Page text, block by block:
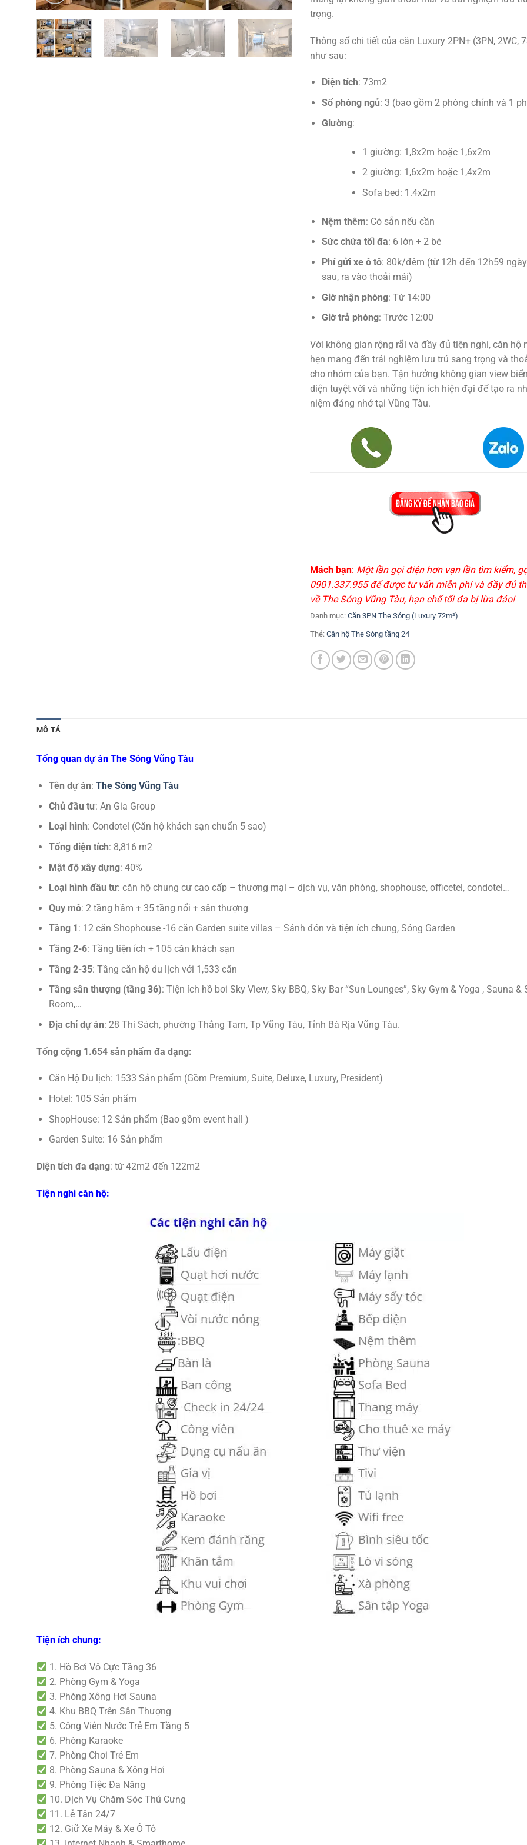
trọng.
Thông số chi tiết của căn Luxury 2PN+ (3PN, 2WC,
như sau:
Diện tích: 73m2
Số phòng ngủ: 3 (bao gồm 2 phòng chính và 1
Giường:
1 giường: 1,8x2m hoặc 1,6x2m
2 giường: 1,6x2m hoặc 1,4x2m
Sofa bed: 1.4x2m
Nệm thêm: Có sẵn nếu cần
Sức chứa tối đa: 6 lớn + 2 bé
Phí gửi xe ô tô: 80k/đêm (từ 12h đến 12h59
sau, ra vào thoải mái)
Giờ nhận phòng: Từ 14:00
Giờ trả phòng: Trước 12:00
Với không gian rộng rãi và đầy đủ tiện nghi, căn hộ
hẹn mang đến trải nghiệm lưu trú sang trọng và
cho nhóm của bạn. Tận hưởng không gian view
diện tuyệt vời và những tiện ích hiện đại để tạo ra
niệm đáng nhớ tại Vũng Tàu.
Mách bạn: Một lần gọi điện hơn vạn lần tìm kiếm,
0901.337.955 để được tư vấn miễn phí và đầy đủ
về The Sóng Vũng Tàu, hạn chế tối đa bị lừa đảo!
Danh mục: Căn 3PN The Sóng (Luxury 72m²)
Thẻ: Căn hộ The Sóng tầng 24
MÔ TẢ
Tổng quan dự án The Sóng Vũng Tàu
Tên dự án: The Sóng Vũng Tàu
Chủ đầu tư: An Gia Group
Loại hình: Condotel (Căn hộ khách sạn chuẩn 5 sao)
Tổng diện tích: 8,816 m2
Mật độ xây dựng: 40%
Loại hình đầu tư: căn hộ chung cư cao cấp – thương mại – dịch vụ, văn phòng, shophouse, officetel, condotel…
Quy mô: 2 tầng hầm + 35 tầng nổi + sân thượng
Tầng 1 : 12 căn Shophouse -16 căn Garden suite villas – Sảnh đón và tiện ích chung, Sóng Garden
Tầng 2-6: Tầng tiện ích + 105 căn khách sạn
Tầng 2-35: Tầng căn hộ du lịch với 1,533 căn
Tầng sân thượng (tầng 36): Tiện ích hồ bơi Sky View, Sky BBQ, Sky Bar “Sun Lounges”, Sky Gym & Yoga , Sauna &
Room,…
Địa chỉ dự án: 28 Thi Sách, phường Thắng Tam, Tp Vũng Tàu, Tỉnh Bà Rịa Vũng Tàu.
Tổng cộng 1.654 sản phẩm đa dạng:
Căn Hộ Du lịch: 1533 Sản phẩm (Gồm Premium, Suite, Deluxe, Luxury, President)
Hotel: 105 Sản phẩm
ShopHouse: 12 Sản phẩm (Bao gồm event hall )
Garden Suite: 16 Sản phẩm
Diện tích đa dạng: từ 42m2 đến 122m2
Tiện nghi căn hộ:
Tiện ích chung:
1. Hồ Bơi Vô Cực Tầng 36
2. Phòng Gym & Yoga
3. Phòng Xông Hơi Sauna
4. Khu BBQ Trên Sân Thượng
5. Công Viên Nước Trẻ Em Tầng 5
6. Phòng Karaoke
7. Phòng Chơi Trẻ Em
8. Phòng Sauna & Xông Hơi
9. Phòng Tiệc Đa Năng
10. Dịch Vụ Chăm Sóc Thú Cưng
11. Lễ Tân 24/7
12. Giữ Xe Máy & Xe Ô Tô